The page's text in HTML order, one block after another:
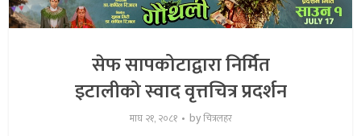
सेफ सापकोटाद्वारा निर्मित
इटालीको स्वाद वृत्तचित्र प्रदर्शन
माघ २१, २०८१ byचित्रलहर